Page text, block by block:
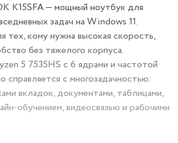
K15SFA — мощный ноутбук для
задач на Windows 11.
тех, кому нужна высокая скорость,
без тяжелого корпуса.
5 7535HS с 6 ядрами и частотой
справляется с многозадачностью:
вкладок, документами, таблицами,
обучением, видеосвязью и рабочими